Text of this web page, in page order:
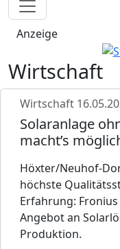
Anzeige
Wirtschaft
Wirtschaft
Solaranlage
macht’s
Höxter/Neuhof-
höchste
Erfahrung:
Angebot an
Produktion.